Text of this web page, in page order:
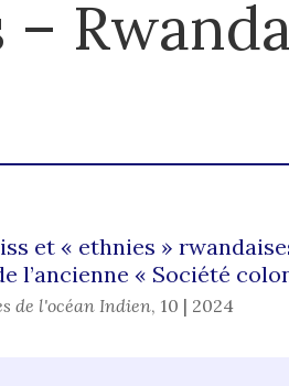
et « ethnies »
l’ancienne « Société
de l'océan Indien, 10 | 2024